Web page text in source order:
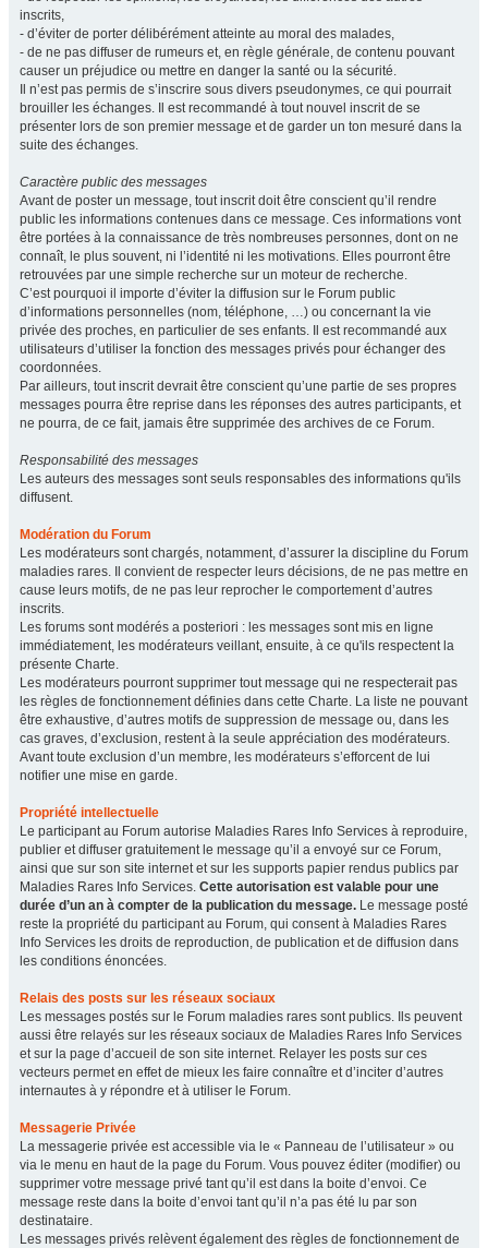
inscrits,
- d’éviter de porter délibérément atteinte au moral des malades,
- de ne pas diffuser de rumeurs et, en règle générale, de contenu pouvant
causer un préjudice ou mettre en danger la santé ou la sécurité.
Il n’est pas permis de s’inscrire sous divers pseudonymes, ce qui pourrait
brouiller les échanges. Il est recommandé à tout nouvel inscrit de se
présenter lors de son premier message et de garder un ton mesuré dans la
suite des échanges.
Caractère public des messages
Avant de poster un message, tout inscrit doit être conscient qu’il rendre
public les informations contenues dans ce message. Ces informations vont
être portées à la connaissance de très nombreuses personnes, dont on ne
connaît, le plus souvent, ni l’identité ni les motivations. Elles pourront être
retrouvées par une simple recherche sur un moteur de recherche.
C’est pourquoi il importe d’éviter la diffusion sur le Forum public
d’informations personnelles (nom, téléphone, …) ou concernant la vie
privée des proches, en particulier de ses enfants. Il est recommandé aux
utilisateurs d’utiliser la fonction des messages privés pour échanger des
coordonnées.
Par ailleurs, tout inscrit devrait être conscient qu’une partie de ses propres
messages pourra être reprise dans les réponses des autres participants, et
ne pourra, de ce fait, jamais être supprimée des archives de ce Forum.
Responsabilité des messages
Les auteurs des messages sont seuls responsables des informations qu'ils
diffusent.
Modération du Forum
Les modérateurs sont chargés, notamment, d’assurer la discipline du Forum
maladies rares. Il convient de respecter leurs décisions, de ne pas mettre en
cause leurs motifs, de ne pas leur reprocher le comportement d’autres
inscrits.
Les forums sont modérés a posteriori : les messages sont mis en ligne
immédiatement, les modérateurs veillant, ensuite, à ce qu'ils respectent la
présente Charte.
Les modérateurs pourront supprimer tout message qui ne respecterait pas
les règles de fonctionnement définies dans cette Charte. La liste ne pouvant
être exhaustive, d’autres motifs de suppression de message ou, dans les
cas graves, d’exclusion, restent à la seule appréciation des modérateurs.
Avant toute exclusion d’un membre, les modérateurs s’efforcent de lui
notifier une mise en garde.
Propriété intellectuelle
Le participant au Forum autorise Maladies Rares Info Services à reproduire,
publier et diffuser gratuitement le message qu’il a envoyé sur ce Forum,
ainsi que sur son site internet et sur les supports papier rendus publics par
Maladies Rares Info Services. Cette autorisation est valable pour une
durée d’un an à compter de la publication du message. Le message posté
reste la propriété du participant au Forum, qui consent à Maladies Rares
Info Services les droits de reproduction, de publication et de diffusion dans
les conditions énoncées.
Relais des posts sur les réseaux sociaux
Les messages postés sur le Forum maladies rares sont publics. Ils peuvent
aussi être relayés sur les réseaux sociaux de Maladies Rares Info Services
et sur la page d’accueil de son site internet. Relayer les posts sur ces
vecteurs permet en effet de mieux les faire connaître et d’inciter d’autres
internautes à y répondre et à utiliser le Forum.
Messagerie Privée
La messagerie privée est accessible via le « Panneau de l’utilisateur » ou
via le menu en haut de la page du Forum. Vous pouvez éditer (modifier) ou
supprimer votre message privé tant qu’il est dans la boite d’envoi. Ce
message reste dans la boite d’envoi tant qu’il n’a pas été lu par son
destinataire.
Les messages privés relèvent également des règles de fonctionnement de